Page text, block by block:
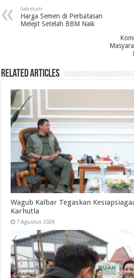
Sebelum
Harga Semen di Perbatasan
Melejit Setelah BBM Naik
Related Articles
Wagub Kalbar Tegaskan
Karhutla
7 Agustus 2026